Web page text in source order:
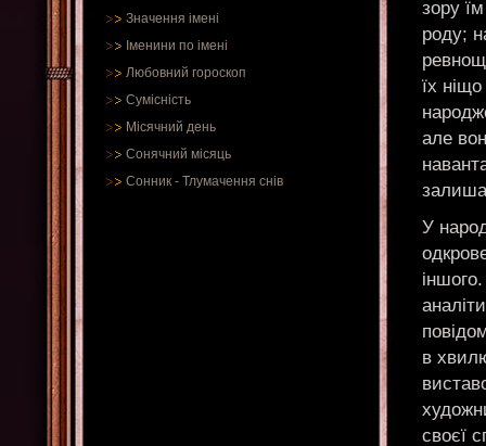
Значення імені
Іменини по імені
Любовний гороскоп
Сумісність
Місячний день
Сонячний місяць
Сонник - Тлумачення снів
зору
роду;
їх
але
У
в
своєї